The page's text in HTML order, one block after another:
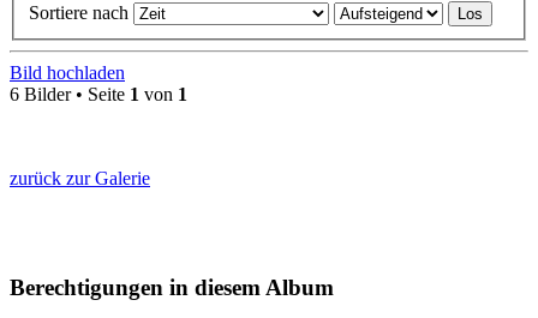
Sortiere nach
Bild hochladen
6 Bilder • Seite 1 von 1
zurück zur Galerie
Berechtigungen in diesem Album